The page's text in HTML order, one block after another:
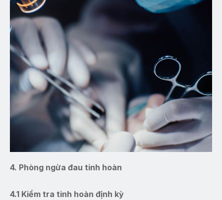
4. Phòng ngừa đau tinh hoàn
4.1 Kiểm tra tinh hoàn định kỳ